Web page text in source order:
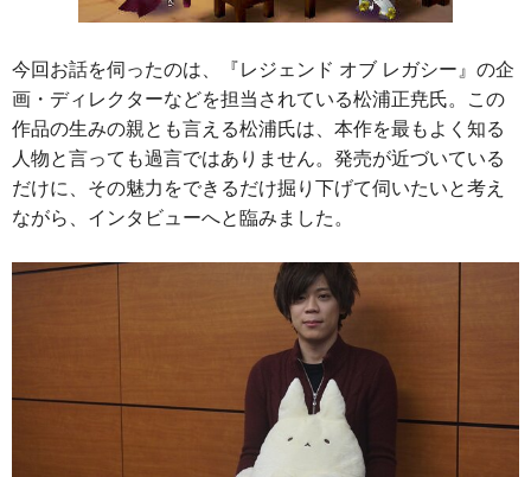
今回お話を伺ったのは、『レジェンド オブ レガシー』の企
画・ディレクターなどを担当されている松浦正尭氏。この
作品の生みの親とも言える松浦氏は、本作を最もよく知る
人物と言っても過言ではありません。発売が近づいている
だけに、その魅力をできるだけ掘り下げて伺いたいと考え
ながら、インタビューへと臨みました。